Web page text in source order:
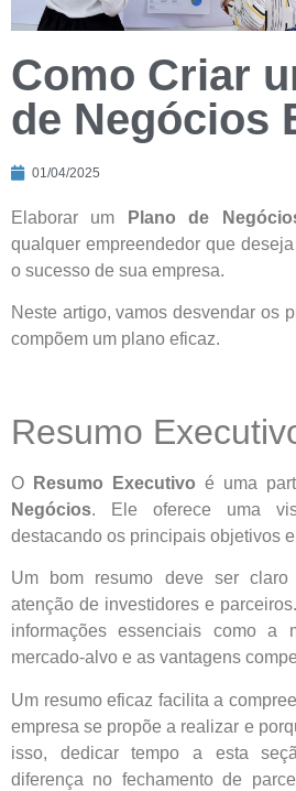
Como Criar
de Negócios
01/04/2025
Elaborar um Plano de
qualquer empreendedor que
o sucesso de sua empresa.
Neste artigo, vamos desvendar os
compõem um plano eficaz.
Resumo
O Resumo Executivo é uma
Negócios. Ele oferece uma
destacando os principais objetivos
Um bom resumo deve ser
atenção de investidores e
informações essenciais como a
mercado-alvo e as vantagens
Um resumo eficaz facilita a
empresa se propõe a realizar e
isso, dedicar tempo a esta
diferença no fechamento de